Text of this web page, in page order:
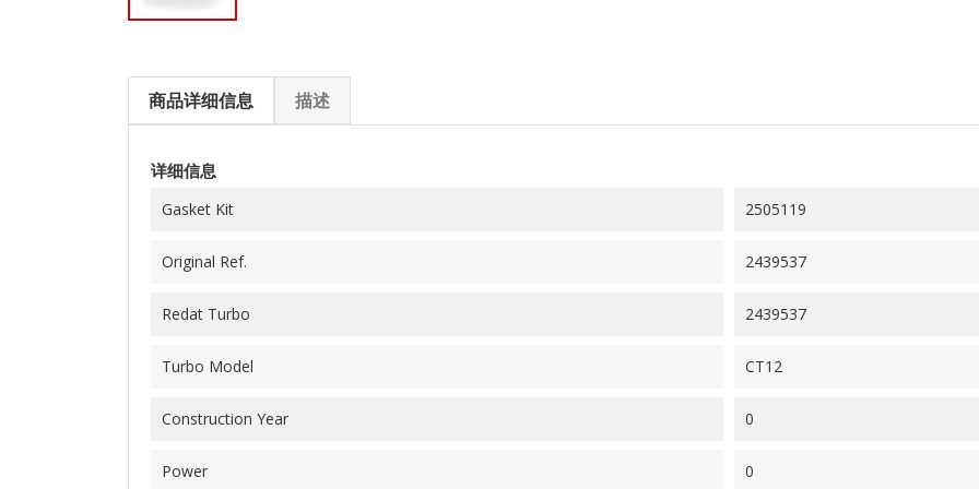
商品详细信息 描述
详细信息
Gasket Kit 2505119
Original Ref. 2439537
Redat Turbo 2439537
Turbo Model CT12
Construction Year 0
Power 0